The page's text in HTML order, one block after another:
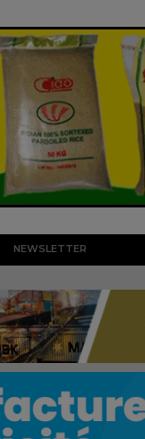
NEWSLETTER